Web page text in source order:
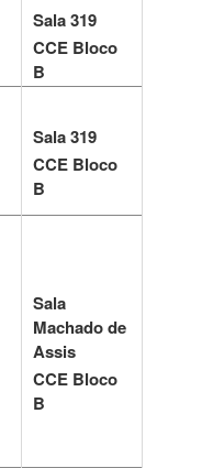
Sala 319
CCE Bloco
B
Sala 319
CCE Bloco
B
Sala
Machado de
Assis
CCE Bloco
B